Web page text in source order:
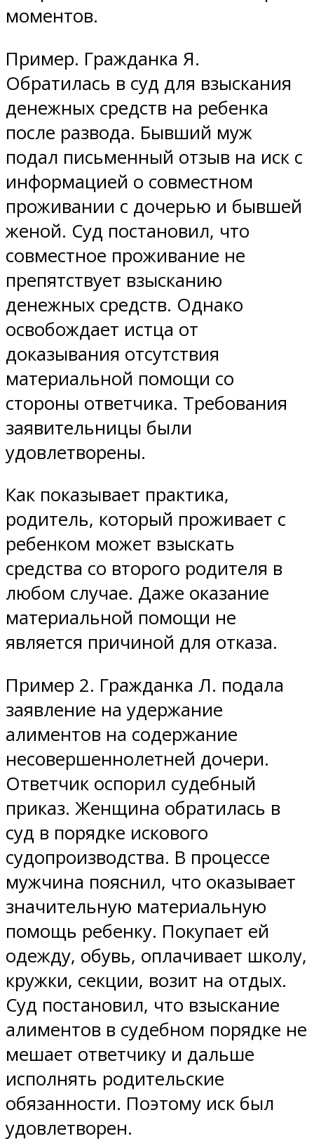
моментов.
Пример. Гражданка Я.
Обратилась в суд для взыскания
денежных средств на ребенка
после развода. Бывший муж
подал письменный отзыв на иск с
информацией о совместном
проживании с дочерью и бывшей
женой. Суд постановил, что
совместное проживание не
препятствует взысканию
денежных средств. Однако
освобождает истца от
доказывания отсутствия
материальной помощи со
стороны ответчика. Требования
заявительницы были
удовлетворены.
Как показывает практика,
родитель, который проживает с
ребенком может взыскать
средства со второго родителя в
любом случае. Даже оказание
материальной помощи не
является причиной для отказа.
Пример 2. Гражданка Л. подала
заявление на удержание
алиментов на содержание
несовершеннолетней дочери.
Ответчик оспорил судебный
приказ. Женщина обратилась в
суд в порядке искового
судопроизводства. В процессе
мужчина пояснил, что оказывает
значительную материальную
помощь ребенку. Покупает ей
одежду, обувь, оплачивает школу,
кружки, секции, возит на отдых.
Суд постановил, что взыскание
алиментов в судебном порядке не
мешает ответчику и дальше
исполнять родительские
обязанности. Поэтому иск был
удовлетворен.